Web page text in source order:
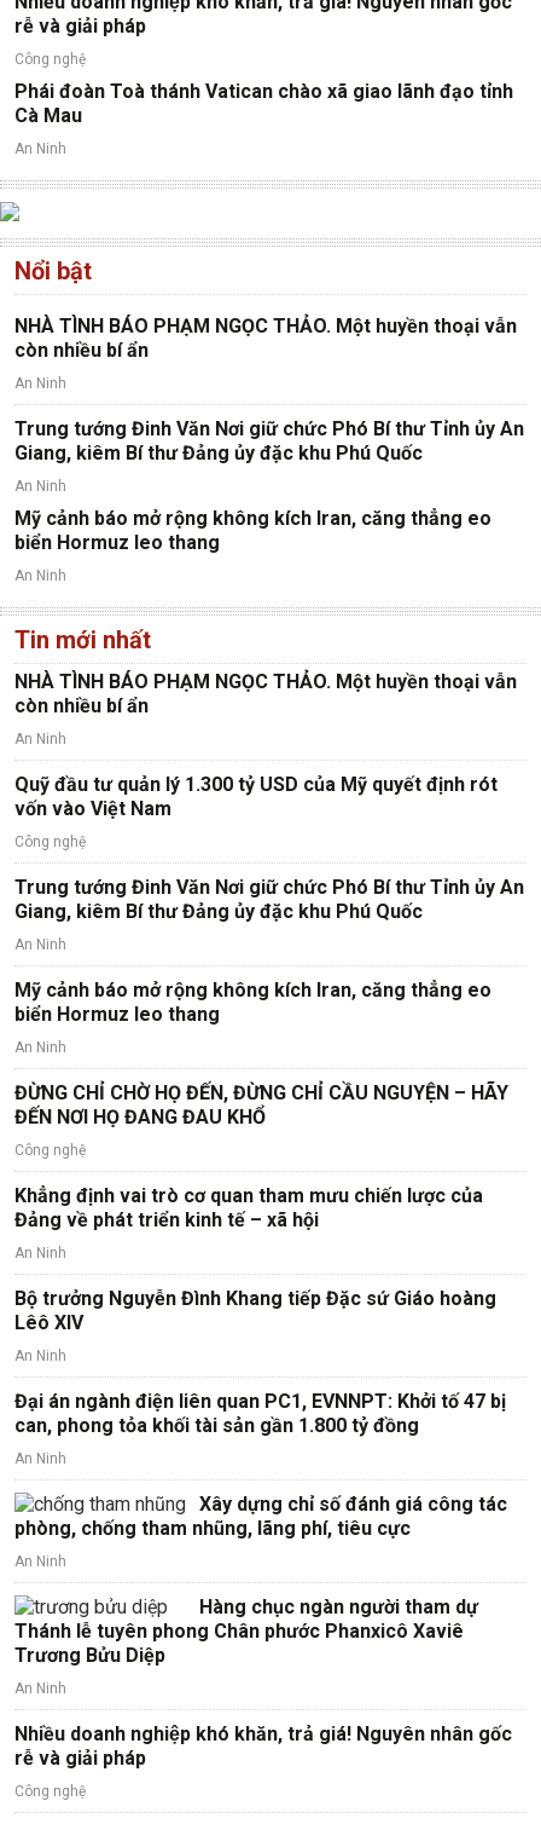
rễ và giải pháp
Công nghệ
Phái đoàn Toà thánh Vatican chào xã giao lãnh đạo tỉnh
Cà Mau
An Ninh
Nổi bật
NHÀ TÌNH BÁO PHẠM NGỌC THẢO. Một huyền thoại vẫn
còn nhiều bí ẩn
An Ninh
Trung tướng Đinh Văn Nơi giữ chức Phó Bí thư Tỉnh ủy An
Giang, kiêm Bí thư Đảng ủy đặc khu Phú Quốc
An Ninh
Mỹ cảnh báo mở rộng không kích Iran, căng thẳng eo
biển Hormuz leo thang
An Ninh
Tin mới nhất
NHÀ TÌNH BÁO PHẠM NGỌC THẢO. Một huyền thoại vẫn
còn nhiều bí ẩn
An Ninh
Quỹ đầu tư quản lý 1.300 tỷ USD của Mỹ quyết định rót
vốn vào Việt Nam
Công nghệ
Trung tướng Đinh Văn Nơi giữ chức Phó Bí thư Tỉnh ủy An
Giang, kiêm Bí thư Đảng ủy đặc khu Phú Quốc
An Ninh
Mỹ cảnh báo mở rộng không kích Iran, căng thẳng eo
biển Hormuz leo thang
An Ninh
ĐỪNG CHỈ CHỜ HỌ ĐẾN, ĐỪNG CHỈ CẦU NGUYỆN – HÃY
ĐẾN NƠI HỌ ĐANG ĐAU KHỔ
Công nghệ
Khẳng định vai trò cơ quan tham mưu chiến lược của
Đảng về phát triển kinh tế – xã hội
An Ninh
Bộ trưởng Nguyễn Đình Khang tiếp Đặc sứ Giáo hoàng
Lêô XIV
An Ninh
Đại án ngành điện liên quan PC1, EVNNPT: Khởi tố 47 bị
can, phong tỏa khối tài sản gần 1.800 tỷ đồng
An Ninh
Xây dựng chỉ số đánh giá công tác
phòng, chống tham nhũng, lãng phí, tiêu cực
An Ninh
Hàng chục ngàn người tham dự
Thánh lễ tuyên phong Chân phước Phanxicô Xaviê
Trương Bửu Diệp
An Ninh
Nhiều doanh nghiệp khó khăn, trả giá! Nguyên nhân gốc
rễ và giải pháp
Công nghệ